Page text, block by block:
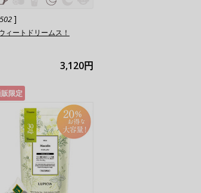
]
ィートドリームス！
3,120円
限定